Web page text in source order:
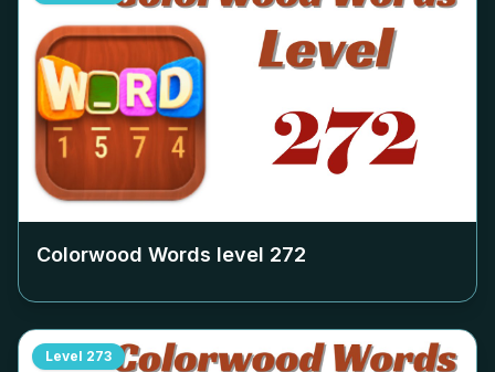
Colorwood Words level 272
Level 273